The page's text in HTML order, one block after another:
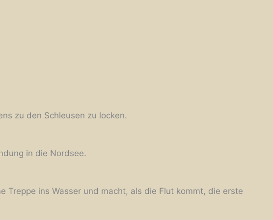
zu den Schleusen zu locken.
in die Nordsee.
Treppe ins Wasser und macht, als die Flut kommt, die erste